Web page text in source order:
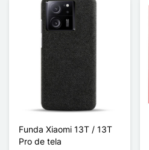
Funda Xiaomi 13T / 13T
Pro de tela